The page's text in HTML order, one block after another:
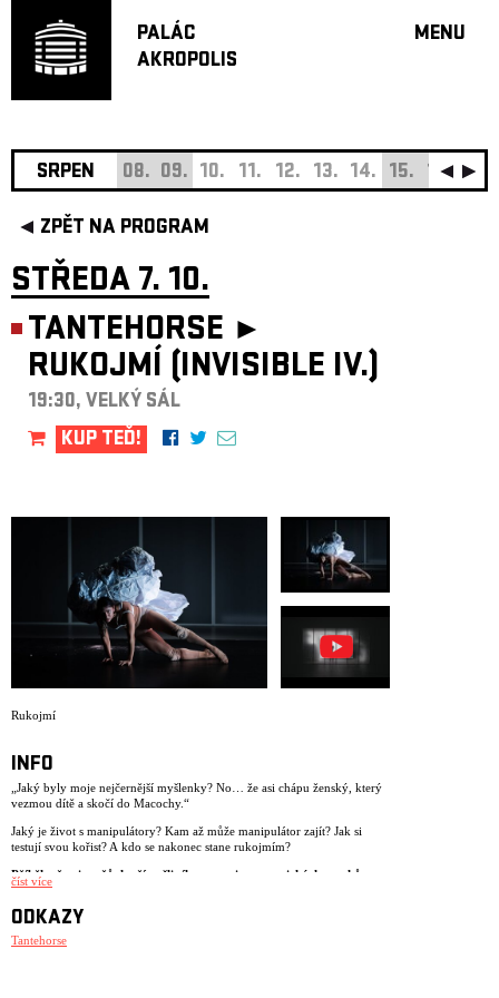
PALÁC
AKROPOLIS
MENU
JAZZ
SRPEN 08. 09. 10. 11. 12. 13. 14. 15. 16. 17.
ZPĚT NA PROGRAM
STŘEDA 7. 10.
TANTEHORSE ►
RUKOJMÍ (INVISIBLE IV.)
19:30, VELKÝ SÁL
KUP TEĎ!
Rukojmí
INFO
„Jaký byly moje nejčernější myšlenky? No… že asi chápu ženský, který
vezmou dítě a skočí do Macochy.“
Jaký je život s manipulátory? Kam až může manipulátor zajít? Jak si
testují svou kořist? A kdo se nakonec stane rukojmím?
Příběhy žen i mužů, kteří našli sílu vymanit se z toxických vztahů a
znovu najít sami sebe.
„Říkal mi: Máš hnusný břicho, jsi koště, ani se tě nedotknu. A tak jsem
svoje těhotný břicho zatahovala, aby nebylo vidět.“
číst více
ODKAZY
Tantehorse